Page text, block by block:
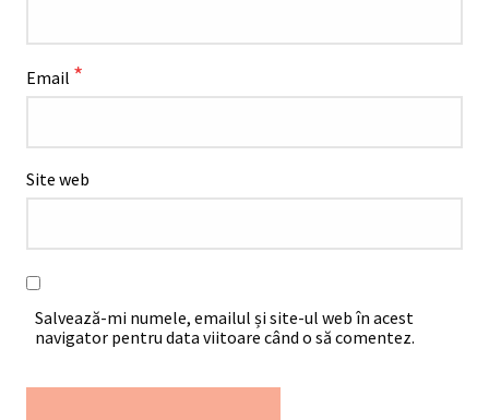
Email *
Site web
Salvează-mi numele, emailul și site-ul web în acest
navigator pentru data viitoare când o să comentez.